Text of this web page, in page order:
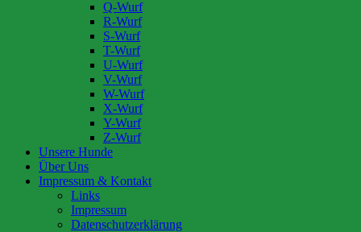
Q-Wurf
R-Wurf
S-Wurf
T-Wurf
U-Wurf
V-Wurf
W-Wurf
X-Wurf
Y-Wurf
Z-Wurf
Unsere Hunde
Über Uns
Impressum & Kontakt
Links
Impressum
Datenschutzerklärung